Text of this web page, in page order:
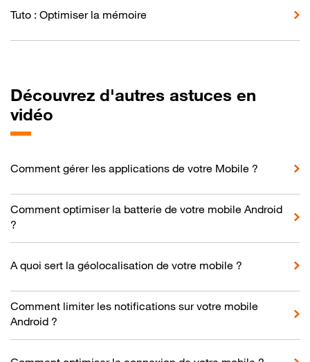
Tuto : Optimiser la mémoire
Découvrez d'autres astuces en
vidéo
Comment gérer les applications de votre Mobile ?
Comment optimiser la batterie de votre mobile Android
?
A quoi sert la géolocalisation de votre mobile ?
Comment limiter les notifications sur votre mobile
Android ?